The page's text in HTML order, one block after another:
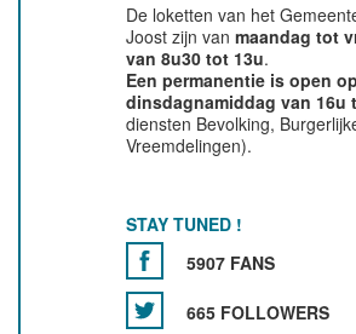
De loketten van het
Joost zijn vanmaandag tot
van 8u30 tot 13u.
Een permanentie is open op
dinsdagnamiddag van 16u
diensten Bevolking,
Vreemdelingen).
STAY TUNED !
5907 FANS
665 FOLLOWERS